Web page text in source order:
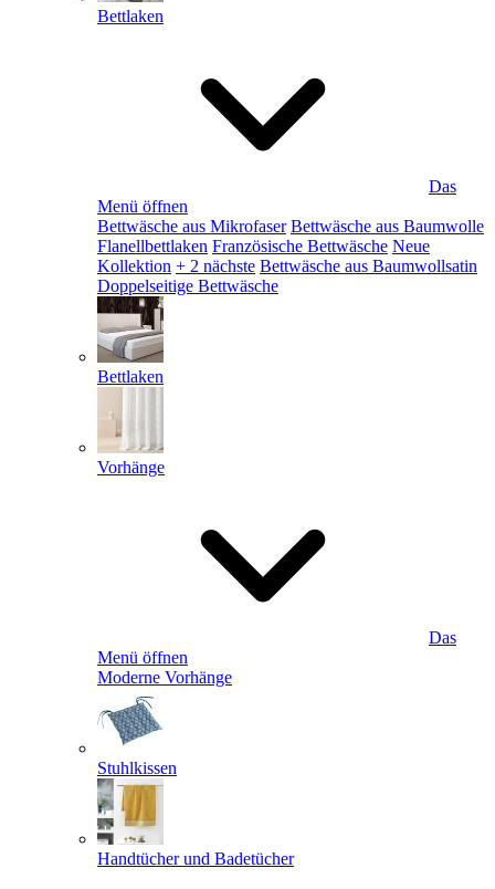
Bettlaken
Das
Menü öffnen
Bettwäsche aus Mikrofaser Bettwäsche aus Baumwolle
Flanellbettlaken Französische Bettwäsche Neue
Kollektion + 2 nächste Bettwäsche aus Baumwollsatin
Doppelseitige Bettwäsche
Bettlaken
Vorhänge
Das
Menü öffnen
Moderne Vorhänge
Stuhlkissen
Handtücher und Badetücher